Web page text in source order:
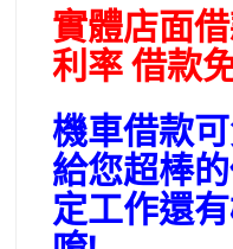
實體店面
利率 借款
機車借款
給您超棒
定工作還